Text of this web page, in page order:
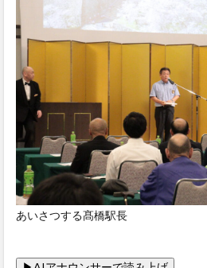
あいさつする髙橋駅長